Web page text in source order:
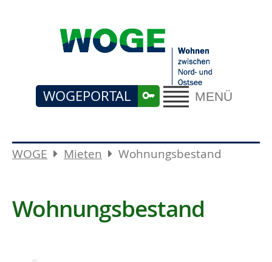
MENÜ
WOGEPORTAL
WOGE Mieten Wohnungsbestand
Wohnungsbestand